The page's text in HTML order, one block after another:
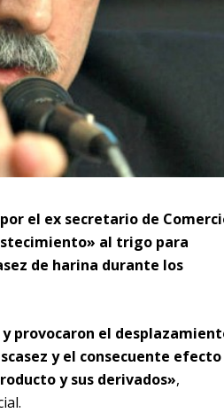
el ex secretario de
al trigo para
de harina durante los
provocaron el
y el consecuente efecto
y sus derivados»,